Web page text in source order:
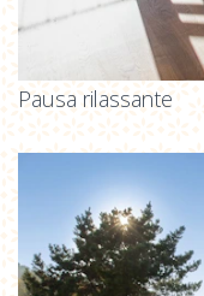
Pausa rilassante